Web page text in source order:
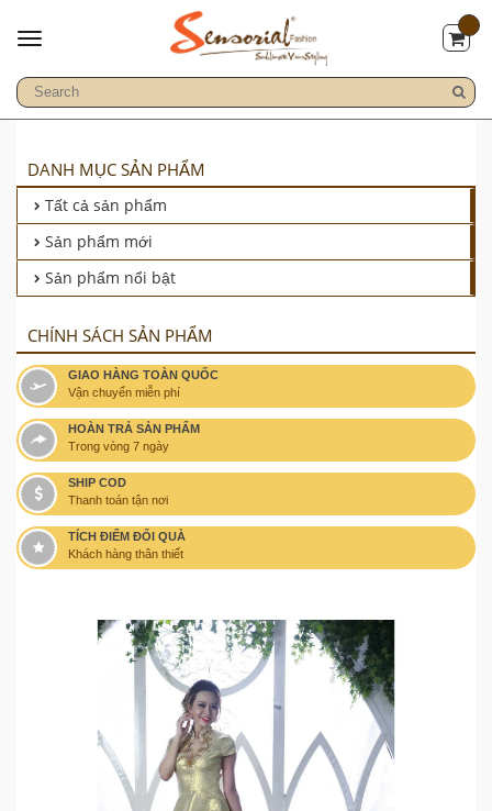
DANH MỤC SẢN PHẨM
Tất cả sản phẩm
Sản phẩm mới
Sản phẩm nổi bật
CHÍNH SÁCH SẢN PHẨM
GIAO HÀNG TOÀN QUỐC
Vận chuyển miễn phí
HOÀN TRẢ SẢN PHẨM
Trong vòng 7 ngày
SHIP COD
Thanh toán tận nơi
TÍCH ĐIỂM ĐỔI QUÀ
Khách hàng thân thiết